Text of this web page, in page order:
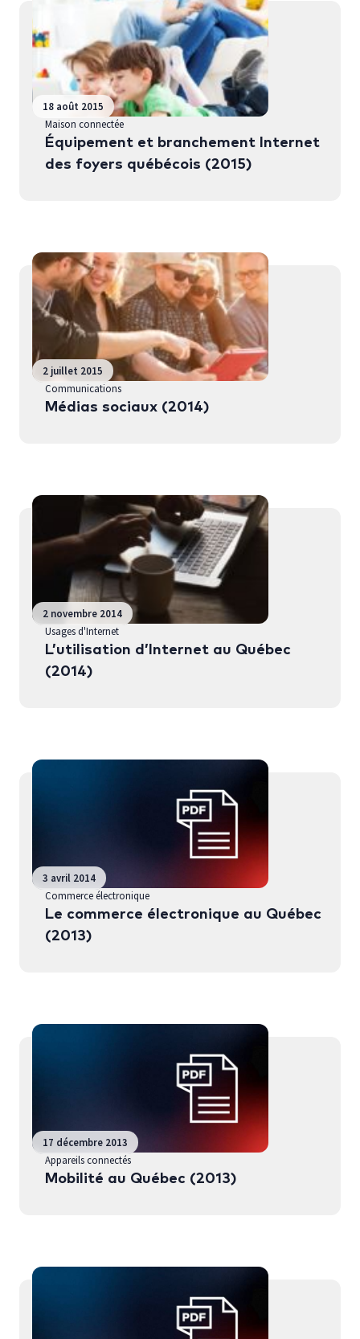
18 août 2015
Maison connectée
Équipement et branchement Internet
des foyers québécois (2015)
2 juillet 2015
Communications
Médias sociaux (2014)
2 novembre 2014
Usages d'Internet
L’utilisation d’Internet au Québec
(2014)
3 avril 2014
Commerce électronique
Le commerce électronique au Québec
(2013)
17 décembre 2013
Appareils connectés
Mobilité au Québec (2013)